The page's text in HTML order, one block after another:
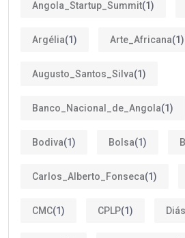
Angola_Startup_Summit(1)
Argélia(1) Arte_Africana(1)
Augusto_Santos_Silva(1)
Banco_Nacional_de_Angola(1)
Bodiva(1) Bolsa(1)
Carlos_Alberto_Fonseca(1)
CMC(1) CPLP(1)